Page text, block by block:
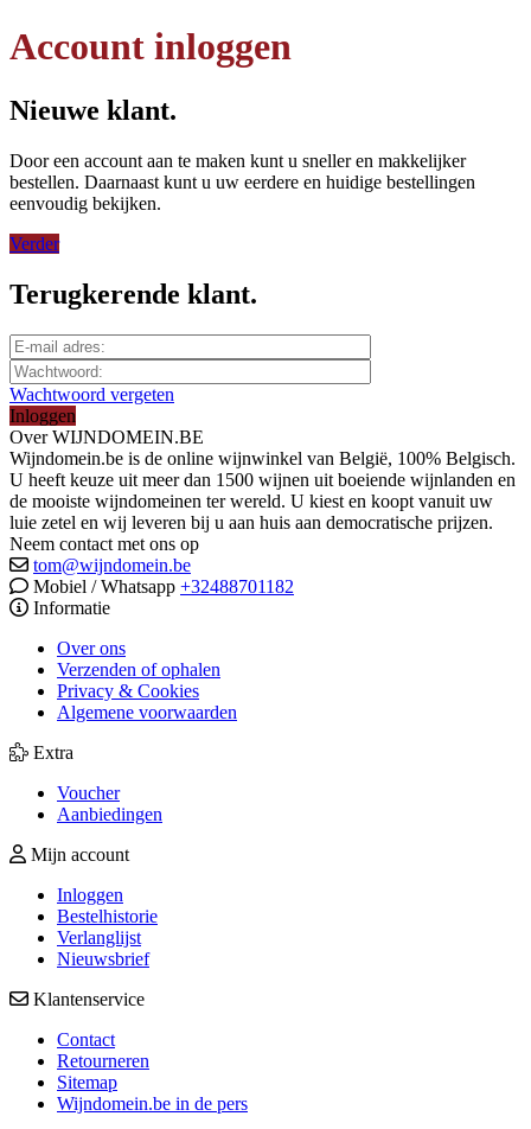
Account inloggen
Nieuwe klant.
Door een account aan te maken kunt u sneller en makkelijker
bestellen. Daarnaast kunt u uw eerdere en huidige bestellingen
eenvoudig bekijken.
Verder
Terugkerende klant.
Wachtwoord vergeten
Inloggen
Over WIJNDOMEIN.BE
Wijndomein.be is de online wijnwinkel van België, 100% Belgisch.
U heeft keuze uit meer dan 1500 wijnen uit boeiende wijnlanden en
de mooiste wijndomeinen ter wereld. U kiest en koopt vanuit uw
luie zetel en wij leveren bij u aan huis aan democratische prijzen.
Neem contact met ons op
tom@wijndomein.be
Mobiel / Whatsapp +32488701182
Informatie
Over ons
Verzenden of ophalen
Privacy & Cookies
Algemene voorwaarden
Extra
Voucher
Aanbiedingen
Mijn account
Inloggen
Bestelhistorie
Verlanglijst
Nieuwsbrief
Klantenservice
Contact
Retourneren
Sitemap
Wijndomein.be in de pers